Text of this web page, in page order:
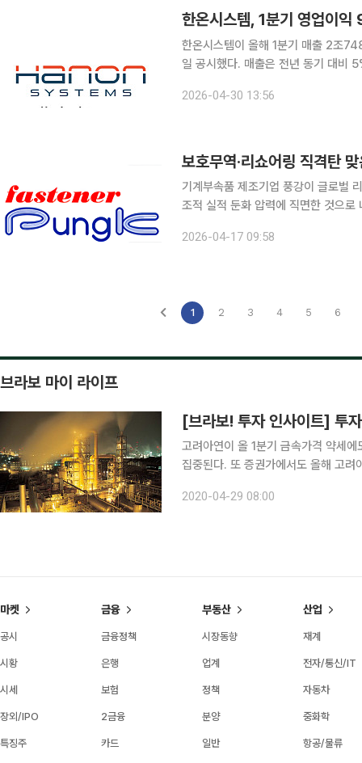
한온시스템, 1분기 영업이
한온시스템이 올해 1분기 매출 2조
일 공시했다. 매출은 전년 동기 대비
사적 체질 개선 노력이 결실을 본 것
2026-04-30 13:56
보호무역·리쇼어링 직격탄
기계부속품 제조기업 풍강이 글로벌
조적 실적 둔화 압력에 직면한 것으
벌 완성차 업체들이 현지 부품업체를
2026-04-17 09:58
1 2 3 4 5 6
브라보 마이 라이프
[브라보! 투자 인사이트] 투
고려아연이 올 1분기 금속가격 약세
집중된다. 또 증권가에서도 올해 고
보면 올 1분기 (잠정)연결실적 매출액
2020-04-29 08:00
마켓
공시
시황
시세
장외/IPO
특징주
금융
금융정책
은행
보험
2금융
카드
부동산
시장동향
업계
정책
분양
일반
산업
재계
전자/통신/IT
자동차
중화학
항공/물류